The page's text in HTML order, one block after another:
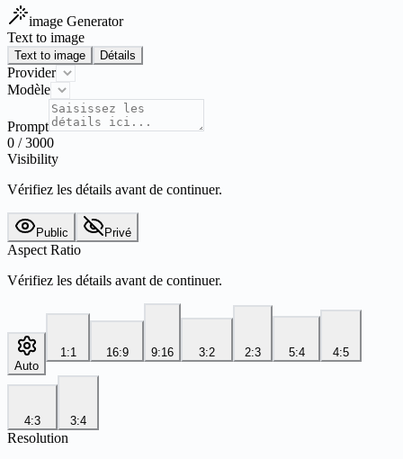
image Generator
Text to image
Text to image Détails
Provider
Modèle
Prompt
0 /3000
Visibility
Vérifiez les détails avant de continuer.
Public Privé
Aspect Ratio
Vérifiez les détails avant de continuer.
Auto
1:1 16:9 9:16 3:2 2:3 5:4 4:5
4:3 3:4
Resolution